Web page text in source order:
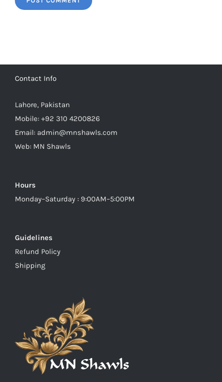
Contact Info
Lahore, Pakistan
Mobile: +92 310 4200826
Email: admin@mnshawls.com
Web: MN Shawls
Hours
Monday–Saturday : 9:00AM–5:00PM
Guidelines
Refund Policy
Shipping